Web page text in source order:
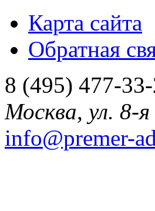
Карта сайта
Обратная
8 (495) 477-
Москва, ул. 8-
info@premer-